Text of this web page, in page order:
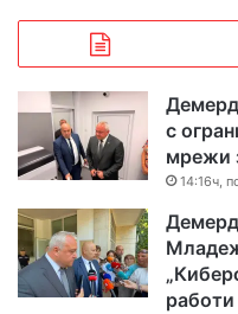
с
мрежи
14:16ч,